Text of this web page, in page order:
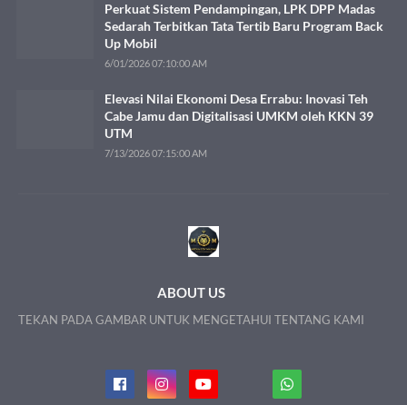
Perkuat Sistem Pendampingan, LPK DPP Madas
Sedarah Terbitkan Tata Tertib Baru Program Back
Up Mobil
6/01/2026 07:10:00 AM
Elevasi Nilai Ekonomi Desa Errabu: Inovasi Teh
Cabe Jamu dan Digitalisasi UMKM oleh KKN 39
UTM
7/13/2026 07:15:00 AM
ABOUT US
TEKAN PADA GAMBAR UNTUK MENGETAHUI TENTANG KAMI